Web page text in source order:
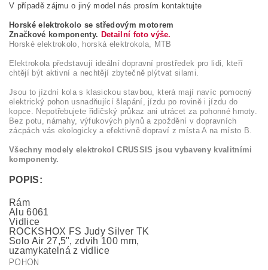
V případě zájmu o jiný model nás prosím kontaktujte
Horské elektrokolo se středovým motorem
Značkové komponenty. Detailní foto výše.
Horské elektrokolo, horská elektrokola, MTB
Elektrokola představují ideální dopravní prostředek pro lidi, kteří
chtějí být aktivní a nechtějí zbytečně plýtvat silami.
Jsou to jízdní kola s klasickou stavbou, která mají navíc pomocný
elektrický pohon usnadňující šlapání, jízdu po rovině i jízdu do
kopce. Nepotřebujete řidičský průkaz ani utrácet za pohonné hmoty.
Bez potu, námahy, výfukových plynů a zpoždění v dopravních
zácpách vás ekologicky a efektivně dopraví z místa A na místo B.
Všechny modely elektrokol CRUSSIS jsou vybaveny kvalitními
komponenty.
POPIS:
Rám
Alu 6061
Vidlice
ROCKSHOX FS Judy Silver TK
Solo Air 27,5", zdvih 100 mm,
uzamykatelná z vidlice
POHON